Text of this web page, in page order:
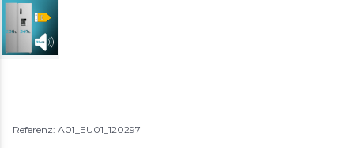
Referenz: A01_EU01_120297